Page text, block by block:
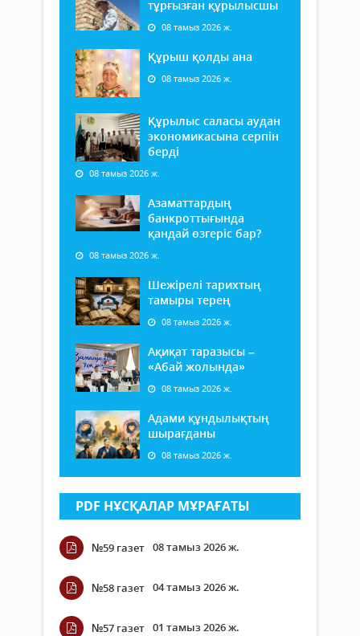
тұрғызған құрылысшы
08 тамыз 2026 ж.
Құрыш қолды ана
08 тамыз 2026 ж.
Құрылыс саласы аудан
экономикасына серпін
берді
08 тамыз 2026 ж.
Азаматтардың
банкроттығында
қандай өзгеріс бар?
08 тамыз 2026 ж.
Шежірелі тарихтың
тамыры терең
08 тамыз 2026 ж.
Ақиқат таразысы –
«Абай жолында»
08 тамыз 2026 ж.
Адами құндылықтың
шырағданы
08 тамыз 2026 ж.
PDF НҰСҚАЛАР МҰРАҒАТЫ
№59 газет 08 тамыз 2026 ж.
№58 газет 04 тамыз 2026 ж.
№57 газет 01 тамыз 2026 ж.